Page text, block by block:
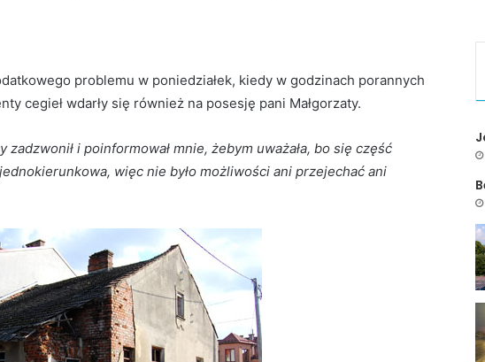
problemu w poniedziałek, kiedy w godzinach porannych
cegieł wdarły się również na posesję pani Małgorzaty.
i poinformował mnie, żebym uważała, bo się część
więc nie było możliwości ani przejechać ani